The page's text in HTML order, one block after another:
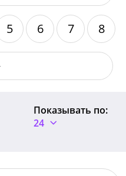
5 6 7 8
Показывать по:
24